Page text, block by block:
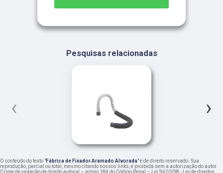
Pesquisas relacionadas
‹ ›
O conteúdo do texto "Fábrica de Fixador Aramado Alvorada" é de direito reservado. Sua
reprodução, parcial ou total, mesmo citando nossos links, é proibida sem a autorização do autor.
Crime de violação de direito autoral – artigo 184 do Código Penal – Lei 9610/98 - Lei de direitos